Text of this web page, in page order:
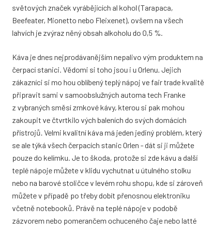
světových značek vyrábějících al kohol (Tarapaca,
Beefeater, Mionetto nebo Fleixenet), ovšem na všech
lahvích je zvýraz něný obsah alkoholu do 0,5 %.
Káva je dnes nejprodávanějším nepalivo vým produktem na
čerpací stanici. Vědomi si toho jsou i u Orlenu. Jejich
zákazníci si mo hou oblíbený teplý nápoj ve fair trade kvalitě
připravit sami v samoobslužných automa tech Franke
z vybraných směsí zrnkové kávy, kterou si pak mohou
zakoupit ve čtvrtkilo vých baleních do svých domácích
přístrojů. Velmi kvalitní káva má jeden jediný problém, který
se ale týká všech čerpacích stanic Orlen - dát si ji můžete
pouze do kelímku. Je to škoda, protože si zde kávu a další
teplé nápoje můžete v klidu vychutnat u útulného stolku
nebo na barové stoličce v levém rohu shopu, kde si zároveň
můžete v případě po třeby dobít přenosnou elektroniku
včetně notebooků. Právě na teplé nápoje v podobě
zázvorem nebo pomerančem ochuceného čaje nebo latté